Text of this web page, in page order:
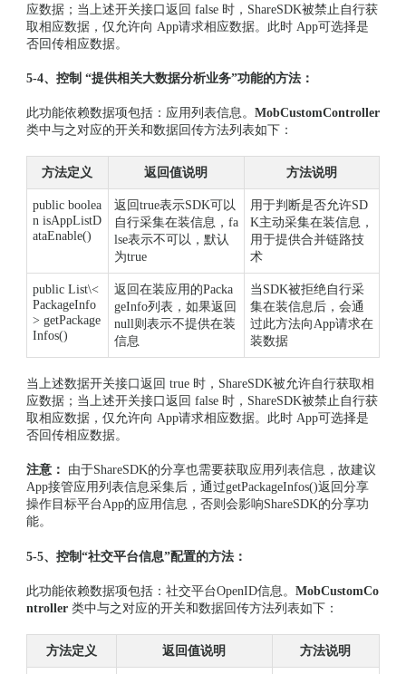
应数据；当上述开关接口返回 false 时，ShareSDK被禁止自行获
取相应数据，仅允许向 App请求相应数据。此时 App可选择是
否回传相应数据。
5-4、控制 “提供相关大数据分析业务”功能的方法：
此功能依赖数据项包括：应用列表信息。 MobCustomController
类中与之对应的开关和数据回传方法列表如下：
方法定义 返回值说明 方法说明
public boolea
n isAppListD
ataEnable()
返回true表示SDK可以
自行采集在装信息，fa
lse表示不可以，默认
为true
用于判断是否允许SD
K主动采集在装信息，
用于提供合并链路技
术
public List\<
PackageInfo
> getPackage
Infos()
返回在装应用的Packa
geInfo列表，如果返回
null则表示不提供在装
信息
当SDK被拒绝自行采
集在装信息后，会通
过此方法向App请求在
装数据
当上述数据开关接口返回 true 时，ShareSDK被允许自行获取相
应数据；当上述开关接口返回 false 时，ShareSDK被禁止自行获
取相应数据，仅允许向 App请求相应数据。此时 App可选择是
否回传相应数据。
注意：
由于ShareSDK的分享也需要获取应用列表信息，故建议
App接管应用列表信息采集后，通过getPackageInfos()返回分享
操作目标平台App的应用信息，否则会影响ShareSDK的分享功
能。
5-5、控制“社交平台信息”配置的方法：
此功能依赖数据项包括：社交平台OpenID信息。 MobCustomCo
ntroller类中与之对应的开关和数据回传方法列表如下：
方法定义 返回值说明 方法说明